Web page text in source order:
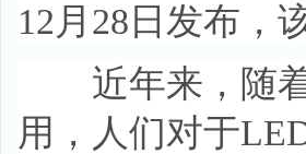
12月28日发布，
近年来，随着
用，人们对于